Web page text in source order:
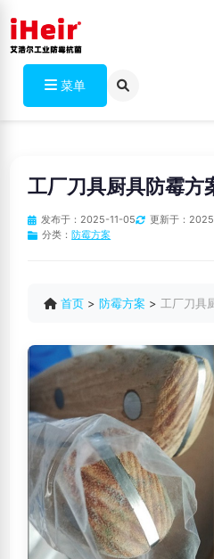
菜单
工厂刀具厨具防霉方
发布于： 2025-11-05 更新于：
分类：防霉方案
首页 >防霉方案 > 工厂刀具